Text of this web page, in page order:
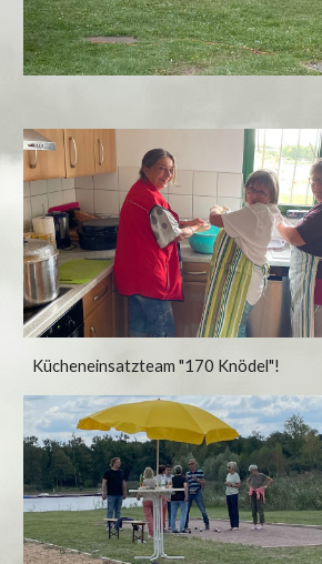
Kücheneinsatzteam "170 Knödel"!